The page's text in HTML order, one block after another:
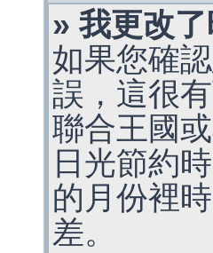
» 我更改
如果您確
誤，這很
聯合王國
日光節約
的月份裡
差。